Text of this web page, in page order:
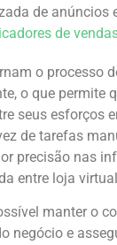
de anúncios
de
o processo
o que permite
seus esforços
de tarefas
precisão nas
entre loja
manter o
negócio e